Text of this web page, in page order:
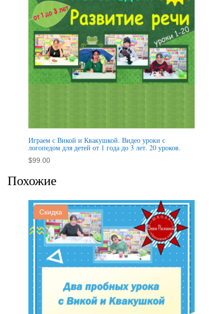
Играем с Викой и Квакушкой. Видео уроки с
логопедом для детей от 1 года до 3 лет. 20 уроков.
$99.00
Похожие
Скидка